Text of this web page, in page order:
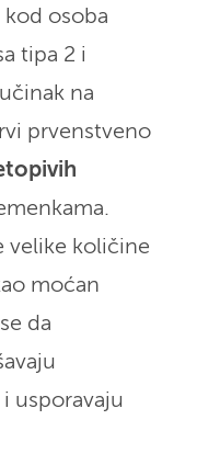
kod osoba
tipa 2 i
na
prvenstveno
velike količine
moćan
da
usporavaju